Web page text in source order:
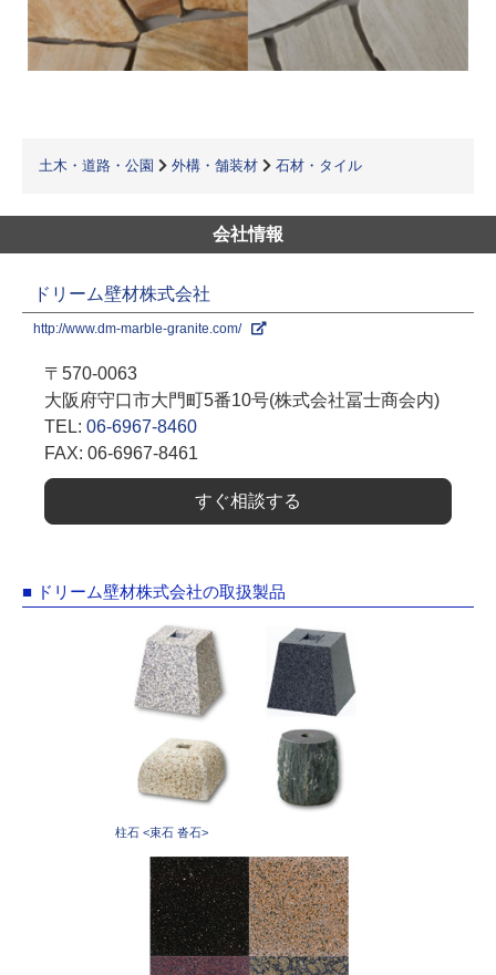
土木・道路・公園 外構・舗装材 石材・タイル
会社情報
ドリーム壁材株式会社
http://www.dm-marble-granite.com/
〒570-0063
大阪府守口市大門町5番10号(株式会社冨士商会内)
TEL: 06-6967-8460
FAX: 06-6967-8461
すぐ相談する
■ ドリーム壁材株式会社の取扱製品
柱石 <束石 沓石>